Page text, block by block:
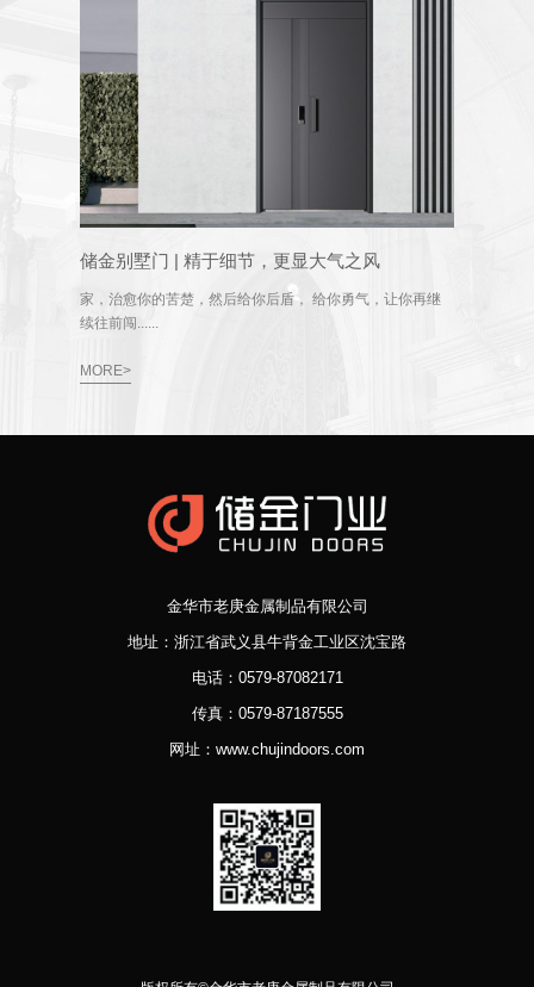
储金别墅门 | 精于细节，更显大气之风
家，治愈你的苦楚，然后给你后盾， 给你勇气，让你再继
续往前闯......
MORE>
金华市老庚金属制品有限公司
地址：浙江省武义县牛背金工业区沈宝路
电话：0579-87082171
传真：0579-87187555
网址：www.chujindoors.com